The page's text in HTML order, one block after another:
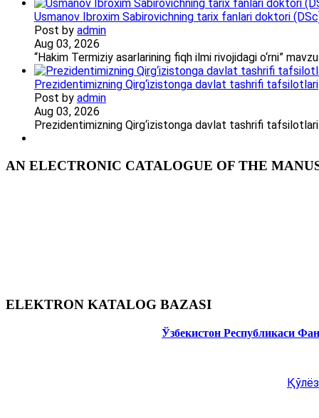
Usmanov Ibroxim Sabirovichning tarix fanlari doktori
Post by admin
Aug 03, 2026
“Hakim Termiziy asarlarining fiqh ilmi rivojidagi o‘rni”
Prezidentimizning Qirg‘izistonga davlat tashrifi tafsilotlari
Post by admin
Aug 03, 2026
Prezidentimizning Qirg‘izistonga davlat tashrifi
AN ELECTRONIC CATALOGUE OF THE
ELEKTRON KATALOG BAZASI
Ўзбекистон Республикаси